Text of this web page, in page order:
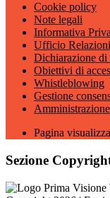
Cookie policy
Note legali
Informativa
Ufficio
Dichiarazione di
Obiettivi di
Whistleblowing
Gestione
Pagina
Sezione